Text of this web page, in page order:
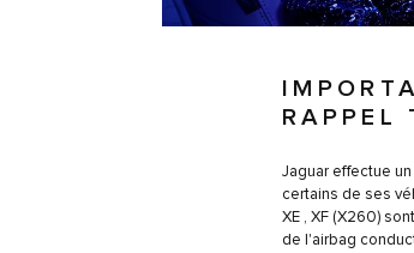
RAPPEL
Jaguar effectue
certains de ses
XE , XF (X260)
de l'airbag